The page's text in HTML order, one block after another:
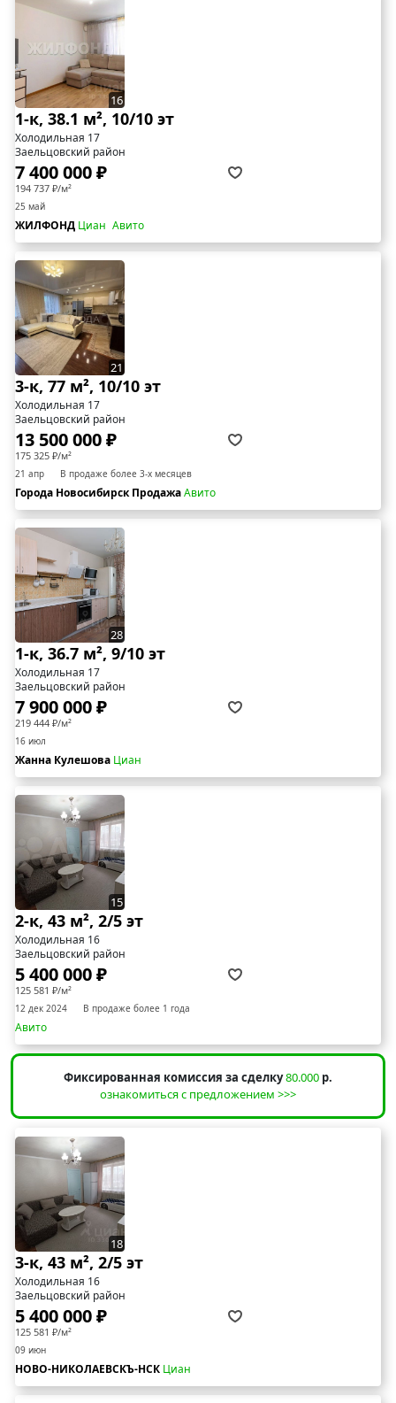
16
1-к, 38.1 м², 10/10 эт
Холодильная 17
Заельцовский район
7 400 000 ₽
194 737 ₽/м²
25 май
ЖИЛФОНД Циан Авито
21
3-к, 77 м², 10/10 эт
Холодильная 17
Заельцовский район
13 500 000 ₽
175 325 ₽/м²
21 апр В продаже более 3-х месяцев
Города Новосибирск ПродажаАвито
28
1-к, 36.7 м², 9/10 эт
Холодильная 17
Заельцовский район
7 900 000 ₽
219 444 ₽/м²
16 июл
Жанна Кулешова Циан
15
2-к, 43 м², 2/5 эт
Холодильная 16
Заельцовский район
5 400 000 ₽
125 581 ₽/м²
12 дек 2024 В продаже более 1 года
Авито
Фиксированная комиссия за сделку80.000 р.
ознакомиться с предложением >>>
18
3-к, 43 м², 2/5 эт
Холодильная 16
Заельцовский район
5 400 000 ₽
125 581 ₽/м²
09 июн
НОВО-НИКОЛАЕВСКЪ-НСК Циан